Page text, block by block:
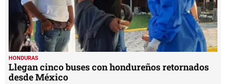
HONDURAS
Llegan cinco buses con hondureños retornados
desde México